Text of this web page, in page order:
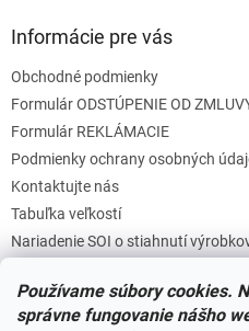
Používame súbory cookies.
správne fungovanie nášho
Informácie pre vás
Obchodné podmienky
Formulár ODSTÚPENIE OD
Formulár REKLÁMACIE
Podmienky ochrany osobných
Kontaktujte nás
Tabuľka veľkostí
Nariadenie SOI o stiahnutí
Zásady súborov COOKIES